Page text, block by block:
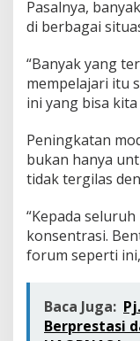
Pasalnya,
di berbagai
“Banyak yang
mempelajari itu
ini yang bisa
Peningkatan
bukan hanya
tidak tergilas
“Kepada
konsentrasi.
forum seperti
Baca Juga:
Berprestasi